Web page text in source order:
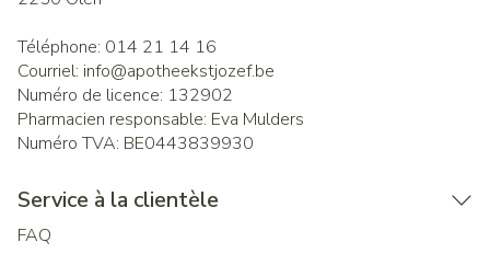
Téléphone: 014 21 14 16
Courriel: info@apotheekstjozef.be
Numéro de licence: 132902
Pharmacien responsable: Eva Mulders
Numéro TVA: BE0443839930
Service à la clientèle
FAQ